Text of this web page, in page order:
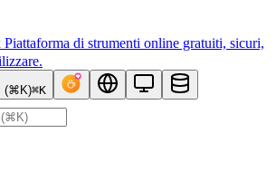
Piattaforma di strumenti online gratuiti, sicuri,
(⌘K)⌘K